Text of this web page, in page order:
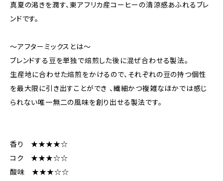
真夏の渇きを潤す、東アフリカ産コーヒーの清涼感あふれるブレ
ンドです。
～アフターミックスとは～
ブレンドする豆を単独で焙煎した後に混ぜ合わせる製法。
生産地に合わせた焙煎をかけるので、それぞれの豆の持つ個性
を最大限に引き出すことができ 、繊細かつ複雑なほかでは感じ
られない唯一無二の風味を創り出せる製法です。
香り ★★★★☆
コク ★★★☆☆
酸味 ★★★☆☆